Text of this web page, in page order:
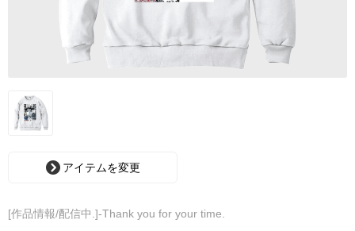
アイテムを変更
[作品情報/配信中.]-Thank you for your time.